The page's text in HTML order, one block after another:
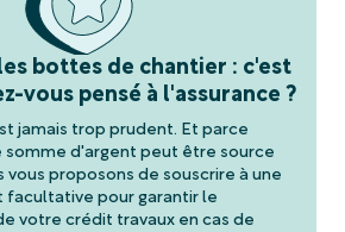
bottes de chantier : c'est
vous pensé à l'assurance ?
jamais trop prudent. Et parce
somme d'argent peut être source
vous proposons de souscrire à une
facultative pour garantir le
votre crédit travaux en cas de